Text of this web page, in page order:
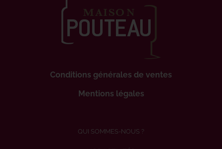
Conditions générales de ventes
Mentions légales
QUI SOMMES-NOUS ?